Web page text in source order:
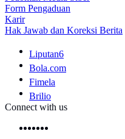
Form Pengaduan
Karir
Hak Jawab dan Koreksi Berita
Liputan6
Bola.com
Fimela
Brilio
Connect with us